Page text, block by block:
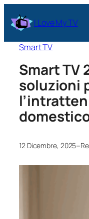
I Love My TV
Smart TV
Smart TV
soluzioni
12 Dicembre, 2025–